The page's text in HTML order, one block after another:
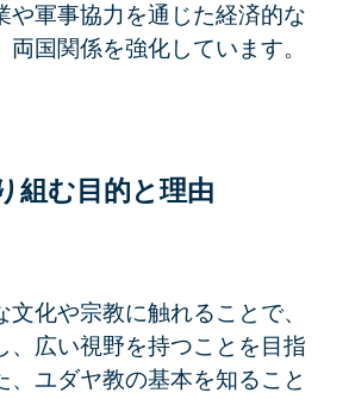
や軍事協力を通じた経済的な
両国関係を強化しています。
組む目的と理由
文化や宗教に触れることで、
、広い視野を持つことを目指
、ユダヤ教の基本を知ること